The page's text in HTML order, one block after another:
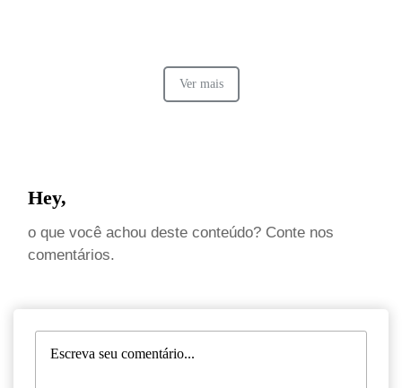
Ver mais
Hey,
o que você achou deste conteúdo? Conte nos
comentários.